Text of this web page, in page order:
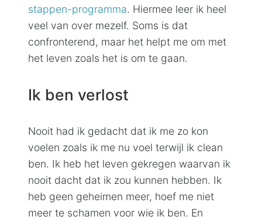
stappen-programma. Hiermee leer ik heel
veel van over mezelf. Soms is dat
confronterend, maar het helpt me om met
het leven zoals het is om te gaan.
Ik ben verlost
Nooit had ik gedacht dat ik me zo kon
voelen zoals ik me nu voel terwijl ik clean
ben. Ik heb het leven gekregen waarvan ik
nooit dacht dat ik zou kunnen hebben. Ik
heb geen geheimen meer, hoef me niet
meer te schamen voor wie ik ben. En